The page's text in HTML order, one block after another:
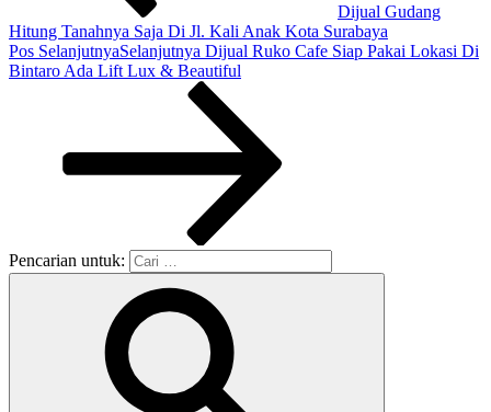
Dijual Gudang
Hitung Tanahnya Saja Di Jl. Kali Anak Kota Surabaya
Pos SelanjutnyaSelanjutnya Dijual Ruko Cafe Siap Pakai Lokasi Di
Bintaro Ada Lift Lux & Beautiful
Pencarian untuk: